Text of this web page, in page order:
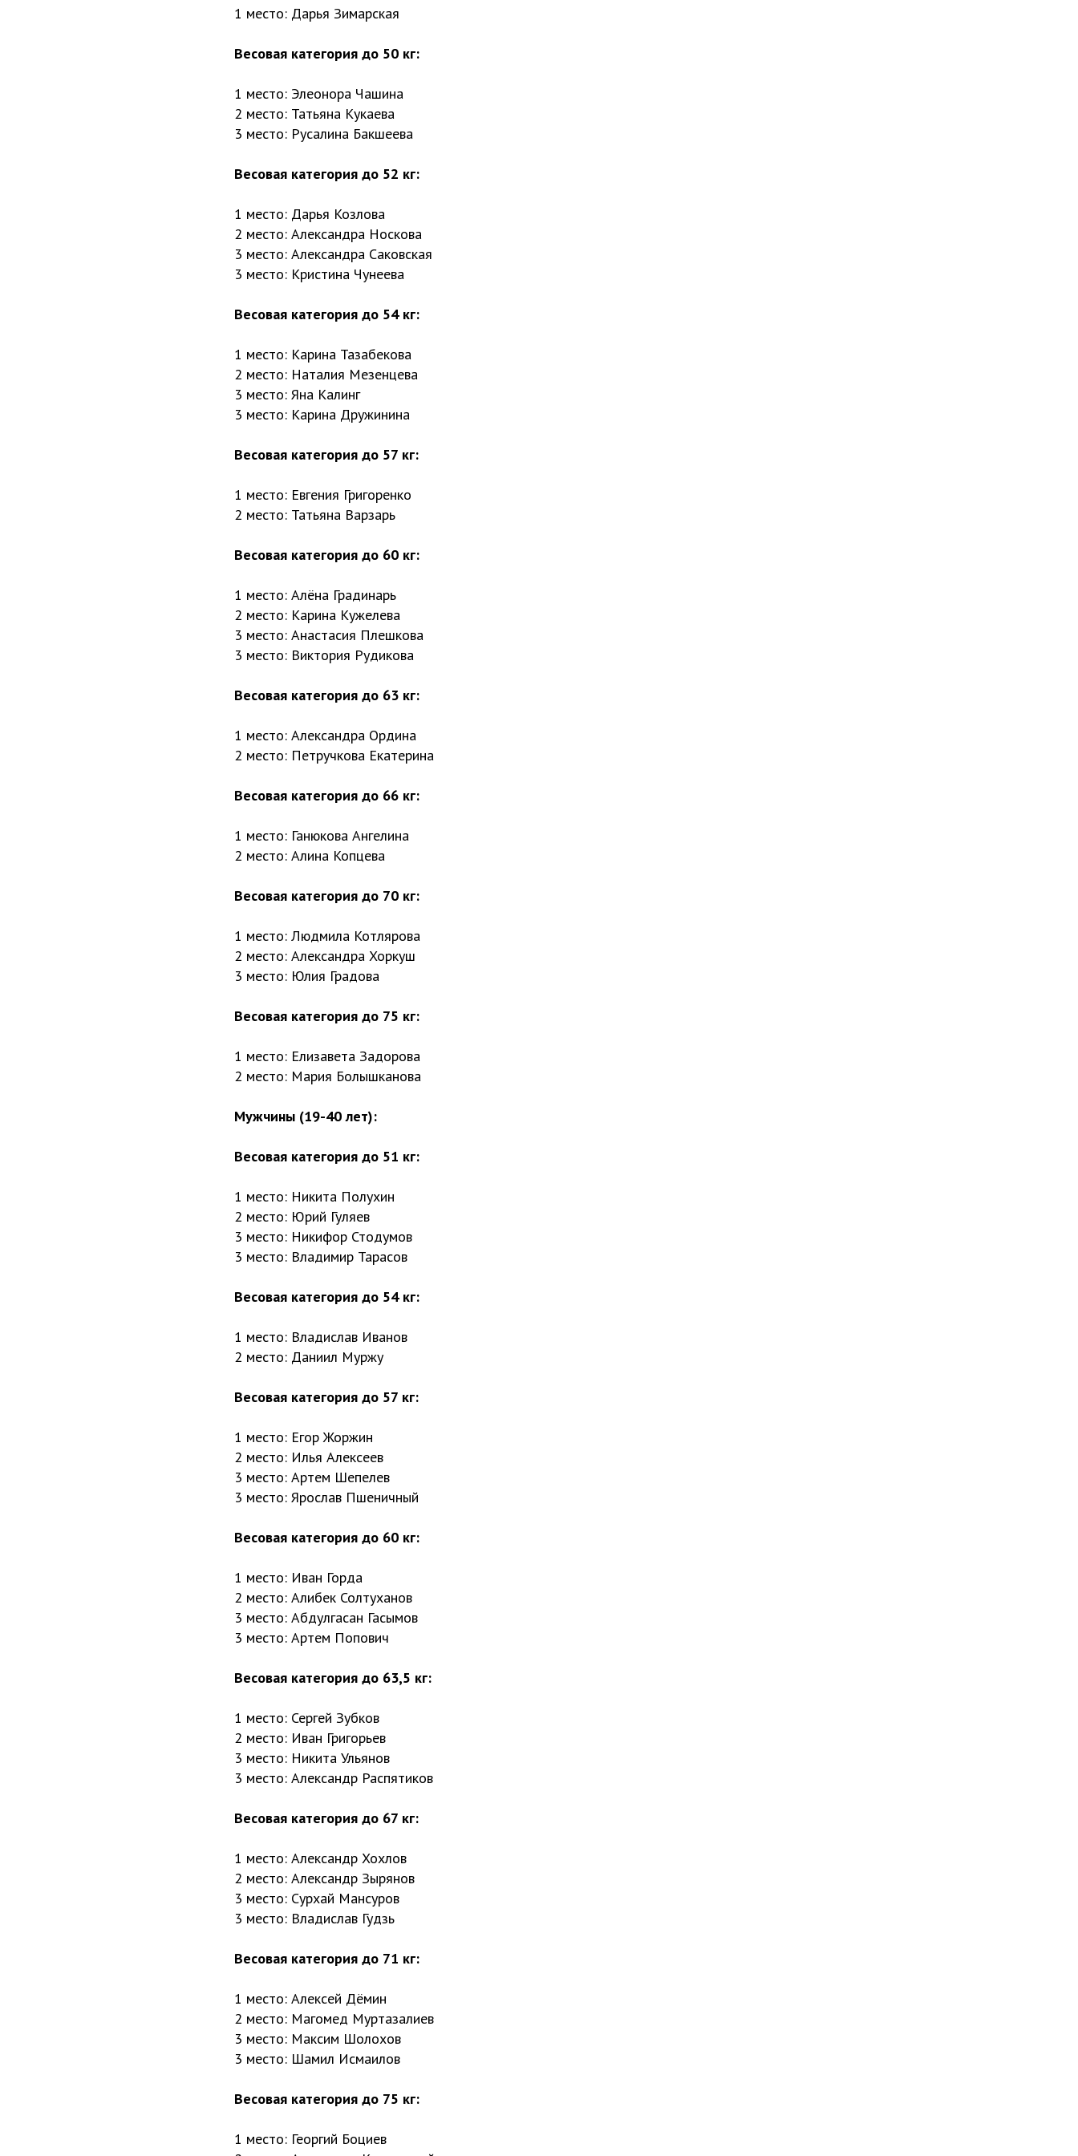
1 место: Дарья Зимарская
Весовая категория до 50 кг:
1 место: Элеонора Чашина
2 место: Татьяна Кукаева
3 место: Русалина Бакшеева
Весовая категория до 52 кг:
1 место: Дарья Козлова
2 место: Александра Носкова
3 место: Александра Саковская
3 место: Кристина Чунеева
Весовая категория до 54 кг:
1 место: Карина Тазабекова
2 место: Наталия Мезенцева
3 место: Яна Калинг
3 место: Карина Дружинина
Весовая категория до 57 кг:
1 место: Евгения Григоренко
2 место: Татьяна Варзарь
Весовая категория до 60 кг:
1 место: Алёна Градинарь
2 место: Карина Кужелева
3 место: Анастасия Плешкова
3 место: Виктория Рудикова
Весовая категория до 63 кг:
1 место: Александра Ордина
2 место: Петручкова Екатерина
Весовая категория до 66 кг:
1 место: Ганюкова Ангелина
2 место: Алина Копцева
Весовая категория до 70 кг:
1 место: Людмила Котлярова
2 место: Александра Хоркуш
3 место: Юлия Градова
Весовая категория до 75 кг:
1 место: Елизавета Задорова
2 место: Мария Болышканова
Мужчины (19-40 лет):
Весовая категория до 51 кг:
1 место: Никита Полухин
2 место: Юрий Гуляев
3 место: Никифор Стодумов
3 место: Владимир Тарасов
Весовая категория до 54 кг:
1 место: Владислав Иванов
2 место: Даниил Муржу
Весовая категория до 57 кг:
1 место: Егор Жоржин
2 место: Илья Алексеев
3 место: Артем Шепелев
3 место: Ярослав Пшеничный
Весовая категория до 60 кг:
1 место: Иван Горда
2 место: Алибек Солтуханов
3 место: Абдулгасан Гасымов
3 место: Артем Попович
Весовая категория до 63,5 кг:
1 место: Сергей Зубков
2 место: Иван Григорьев
3 место: Никита Ульянов
3 место: Александр Распятиков
Весовая категория до 67 кг:
1 место: Александр Хохлов
2 место: Александр Зырянов
3 место: Сурхай Мансуров
3 место: Владислав Гудзь
Весовая категория до 71 кг:
1 место: Алексей Дёмин
2 место: Магомед Муртазалиев
3 место: Максим Шолохов
3 место: Шамил Исмаилов
Весовая категория до 75 кг:
1 место: Георгий Боциев